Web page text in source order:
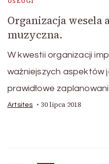
Organizacja wesela
muzyczna.
W kwestii organizacji
ważniejszych aspektów
prawidłowe
Artsites 30 lipca 2018